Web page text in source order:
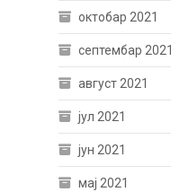
октобар 2021
септембар 2021
август 2021
јул 2021
јун 2021
мај 2021